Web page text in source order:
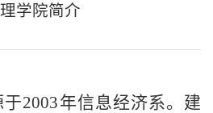
学院简介
2003年信息经济系。建